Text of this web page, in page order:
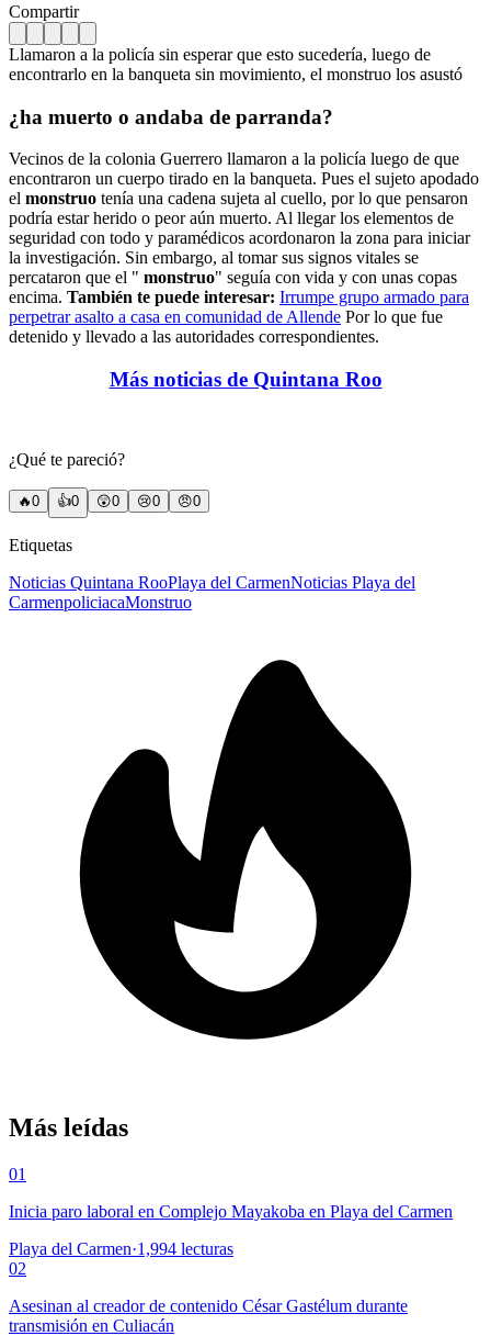
Compartir
Llamaron a la policía sin esperar que esto sucedería, luego de
encontrarlo en la banqueta sin movimiento, el monstruo los asustó
¿ha muerto o andaba de parranda?
Vecinos de la colonia Guerrero llamaron a la policía luego de que
encontraron un cuerpo tirado en la banqueta. Pues el sujeto apodado
el monstruo tenía una cadena sujeta al cuello, por lo que pensaron
podría estar herido o peor aún muerto. Al llegar los elementos de
seguridad con todo y paramédicos acordonaron la zona para iniciar
la investigación. Sin embargo, al tomar sus signos vitales se
percataron que el " monstruo" seguía con vida y con unas copas
encima. También te puede interesar: Irrumpe grupo armado para
perpetrar asalto a casa en comunidad de Allende Por lo que fue
detenido y llevado a las autoridades correspondientes.
Más noticias de Quintana Roo
¿Qué te pareció?
🔥0 👍0 😲0 😢0 😠0
Etiquetas
Noticias Quintana RooPlaya del CarmenNoticias Playa del
CarmenpoliciacaMonstruo
Más leídas
01
Inicia paro laboral en Complejo Mayakoba en Playa del Carmen
Playa del Carmen·1,994 lecturas
02
Asesinan al creador de contenido César Gastélum durante
transmisión en Culiacán